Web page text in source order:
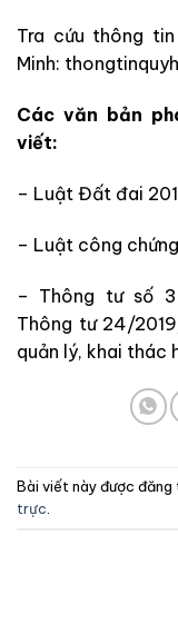
Tra cứu thông
Minh:
Các văn bản
viết:
– Luật Đất đai
– Luật công
– Thông tư số
Thông tư 24/
quản lý, khai thác
Bài viết này được đăng
trực